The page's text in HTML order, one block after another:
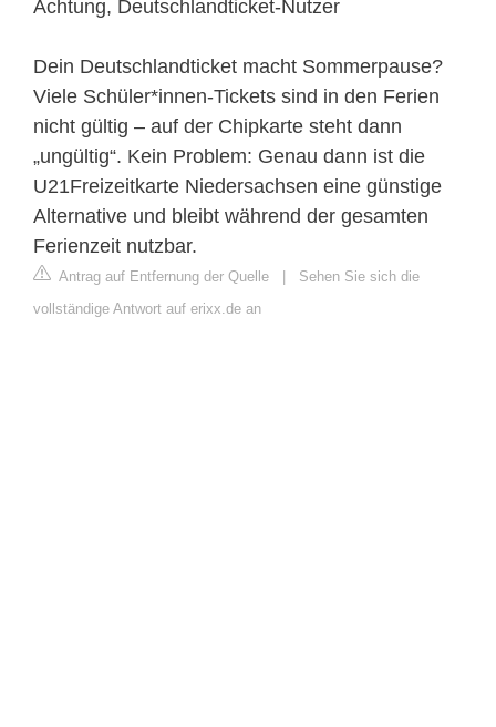
Achtung, Deutschlandticket-Nutzer
Dein Deutschlandticket macht Sommerpause?
Viele Schüler*innen-Tickets sind in den Ferien
nicht gültig – auf der Chipkarte steht dann
„ungültig“. Kein Problem: Genau dann ist die
U21Freizeitkarte Niedersachsen eine günstige
Alternative und bleibt während der gesamten
Ferienzeit nutzbar.
Antrag auf Entfernung der Quelle
Sehen Sie sich die
vollständige Antwort auf erixx.de an